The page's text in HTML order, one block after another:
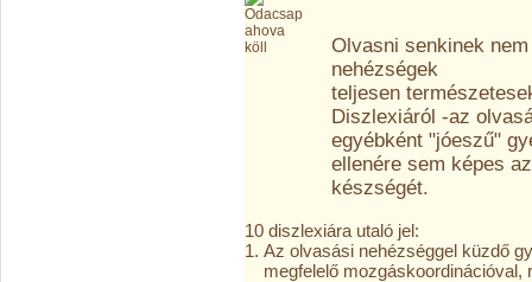
Olvasni senkinek
nehézségek
teljesen
Diszlexiáról -az
egyébként "jóeszű"
ellenére sem képes
készségét.
10 diszlexiára utaló jel:
Az olvasási nehézséggel küzdő
megfelelő mozgáskoordinációval,